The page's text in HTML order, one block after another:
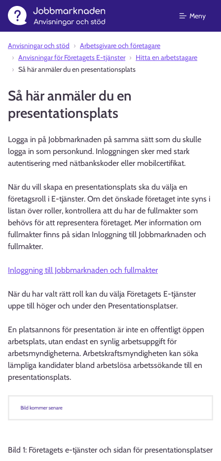
Meny
Anvisningar och stöd⁠
Arbetsgivare och företagare
Anvisningar för Företagets E-tjänster
Hitta en arbetstagare
Så här anmäler du en presentationsplats
Så här anmäler du en
presentationsplats
Logga in på Jobbmarknaden på samma sätt som du skulle
logga in som personkund. Inloggningen sker med stark
autentisering med nätbankskoder eller mobilcertifikat.
När du vill skapa en presentationsplats ska du välja en
företagsroll i E-tjänster. Om det önskade företaget inte syns i
listan över roller, kontrollera att du har de fullmakter som
behövs för att representera företaget. Mer information om
fullmakter finns på sidan Inloggning till Jobbmarknaden och
fullmakter.
Inloggning till Jobbmarknaden och fullmakter
När du har valt rätt roll kan du välja Företagets E-tjänster
uppe till höger och under den Presentationsplatser.
En platsannons för presentation är inte en offentligt öppen
arbetsplats, utan endast en synlig arbetsuppgift för
arbetsmyndigheterna. Arbetskraftsmyndigheten kan söka
lämpliga kandidater bland arbetslösa arbetssökande till en
presentationsplats.
Bild 1: Företagets e-tjänster och sidan för presentationsplatser